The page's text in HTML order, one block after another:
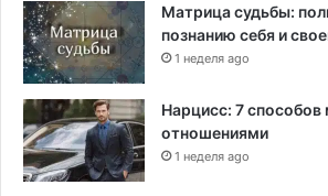
Матрица судьбы:
познанию себя и
1 неделя ago
Нарцисс: 7 способов
отношениями
1 неделя ago